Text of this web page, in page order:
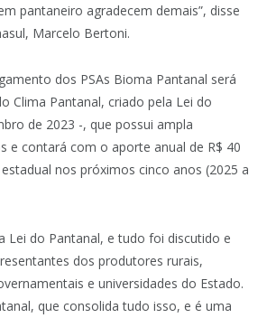
pantaneiro agradecem demais”, disse
Marcelo Bertoni.
dos PSAs Bioma Pantanal será
Clima Pantanal, criado pela Lei do
de 2023 -, que possui ampla
e contará com o aporte anual de R$ 40
nos próximos cinco anos (2025 a
Lei do Pantanal, e tudo foi discutido e
dos produtores rurais,
e universidades do Estado.
que consolida tudo isso, e é uma